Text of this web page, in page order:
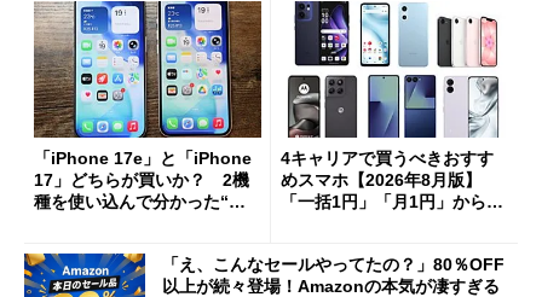
「iPhone 17e」と「iPhone
17」どちらが買いか？ 2機
種を使い込んで分かった“ス
4キャリアで買うべきおすす
めスマホ【2026年8月版】
「一括1円」「月1円」からお
「え、こんなセールやってたの？」80％OFF
以上が続々登場！Amazonの本気が凄すぎる